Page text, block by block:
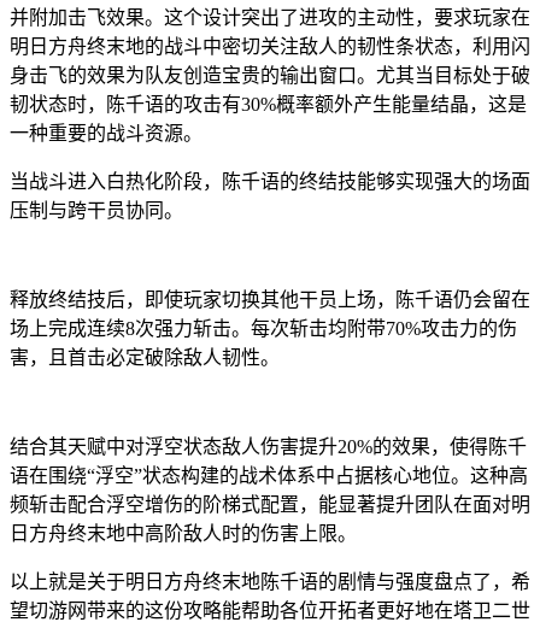
并附加击飞效果。这个设计突出了进攻的主动性，要求玩家在
明日方舟终末地的战斗中密切关注敌人的韧性条状态，利用闪
身击飞的效果为队友创造宝贵的输出窗口。尤其当目标处于破
韧状态时，陈千语的攻击有30%概率额外产生能量结晶，这是
一种重要的战斗资源。
当战斗进入白热化阶段，陈千语的终结技能够实现强大的场面
压制与跨干员协同。
释放终结技后，即使玩家切换其他干员上场，陈千语仍会留在
场上完成连续8次强力斩击。每次斩击均附带70%攻击力的伤
害，且首击必定破除敌人韧性。
结合其天赋中对浮空状态敌人伤害提升20%的效果，使得陈千
语在围绕“浮空”状态构建的战术体系中占据核心地位。这种高
频斩击配合浮空增伤的阶梯式配置，能显著提升团队在面对明
日方舟终末地中高阶敌人时的伤害上限。
以上就是关于明日方舟终末地陈千语的剧情与强度盘点了，希
望切游网带来的这份攻略能帮助各位开拓者更好地在塔卫二世